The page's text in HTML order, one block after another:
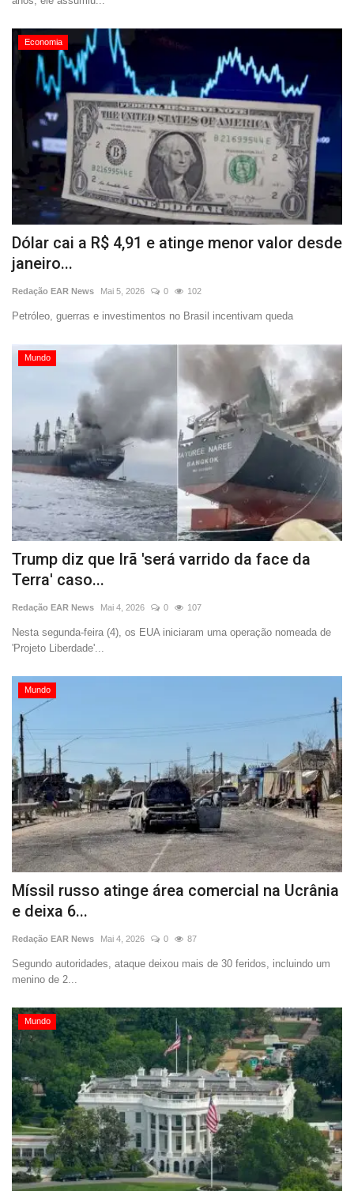
Economia
Dólar cai a R$ 4,91 e atinge menor valor desde
janeiro...
Redação EAR News Mai 5, 2026 0 102
Petróleo, guerras e investimentos no Brasil incentivam queda
Mundo
Trump diz que Irã 'será varrido da face da
Terra' caso...
Redação EAR News Mai 4, 2026 0 107
Nesta segunda-feira (4), os EUA iniciaram uma operação nomeada de
'Projeto Liberdade'...
Mundo
Míssil russo atinge área comercial na Ucrânia
e deixa 6...
Redação EAR News Mai 4, 2026 0 87
Segundo autoridades, ataque deixou mais de 30 feridos, incluindo um
menino de 2...
Mundo